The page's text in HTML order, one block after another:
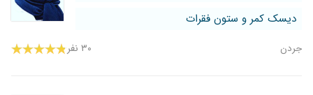
دیسک کمر و ستون فقرات
جردن ۳۰ نفر